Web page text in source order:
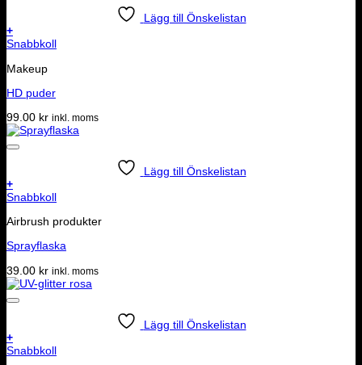
Lägg till Önskelistan
+
Snabbkoll
Makeup
HD puder
99.00 kr inkl. moms
Lägg till Önskelistan
+
Snabbkoll
Airbrush produkter
Sprayflaska
39.00 kr inkl. moms
Lägg till Önskelistan
+
Snabbkoll